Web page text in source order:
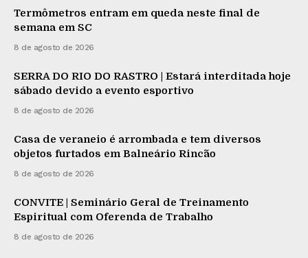
Termômetros entram em queda neste final de
semana em SC
8 de agosto de 2026
SERRA DO RIO DO RASTRO | Estará interditada hoje
sábado devido a evento esportivo
8 de agosto de 2026
Casa de veraneio é arrombada e tem diversos
objetos furtados em Balneário Rincão
8 de agosto de 2026
CONVITE | Seminário Geral de Treinamento
Espiritual com Oferenda de Trabalho
8 de agosto de 2026